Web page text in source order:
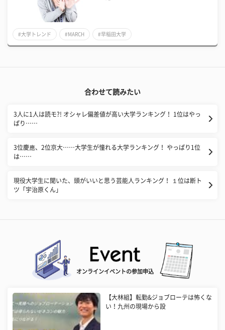
#大学トレンド #MARCH #早稲田大学
合わせて読みたい
3人に1人は読モ?! オシャレ偏差値が高い大学ランキング！ 1位はやっ
ぱり……
3位慶應、2位京大……大学生が憧れる大学ランキング！ やっぱり1位
は……
現役大学生に聞いた、頭がいいと思う芸能人ランキング！ １位は断ト
ツ「宇治原くん」
オンラインイベントの参加申込
【大林組】転勤&ジョブローテは怖くな
い！九州の現場から設